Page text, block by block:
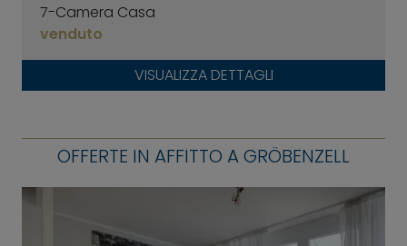
7-Camera Casa
venduto
VISUALIZZA DETTAGLI
OFFERTE IN AFFITTO A GRÖBENZELL